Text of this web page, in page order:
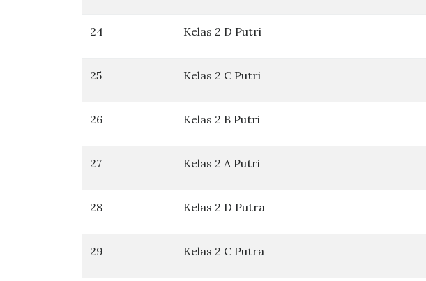
24 Kelas 2 D Putri
25 Kelas 2 C Putri
26 Kelas 2 B Putri
27 Kelas 2 A Putri
28 Kelas 2 D Putra
29 Kelas 2 C Putra